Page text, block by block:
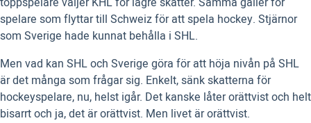
spelare som flyttar till Schweiz för att spela hockey. Stjärnor
som Sverige hade kunnat behålla i SHL.
Men vad kan SHL och Sverige göra för att höja nivån på SHL
är det många som frågar sig. Enkelt, sänk skatterna för
hockeyspelare, nu, helst igår. Det kanske låter orättvist och helt
bisarrt och ja, det är orättvist. Men livet är orättvist.